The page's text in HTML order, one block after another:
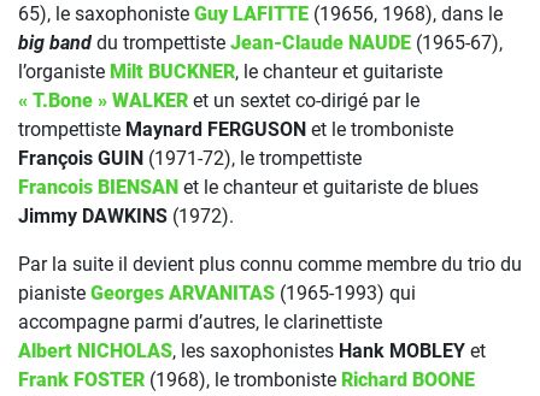
65), le saxophoniste Guy LAFITTE (19656, 1968), dans le
big band du trompettiste Jean-Claude NAUDE (1965-67),
l’organiste Milt BUCKNER, le chanteur et guitariste
« T.Bone » WALKER et un sextet co-dirigé par le
trompettiste Maynard FERGUSON et le tromboniste
François GUIN (1971-72), le trompettiste
Francois BIENSAN et le chanteur et guitariste de blues
Jimmy DAWKINS (1972).
Par la suite il devient plus connu comme membre du trio du
pianiste Georges ARVANITAS (1965-1993) qui
accompagne parmi d’autres, le clarinettiste
Albert NICHOLAS, les saxophonistes Hank MOBLEY et
Frank FOSTER (1968), le tromboniste Richard BOONE